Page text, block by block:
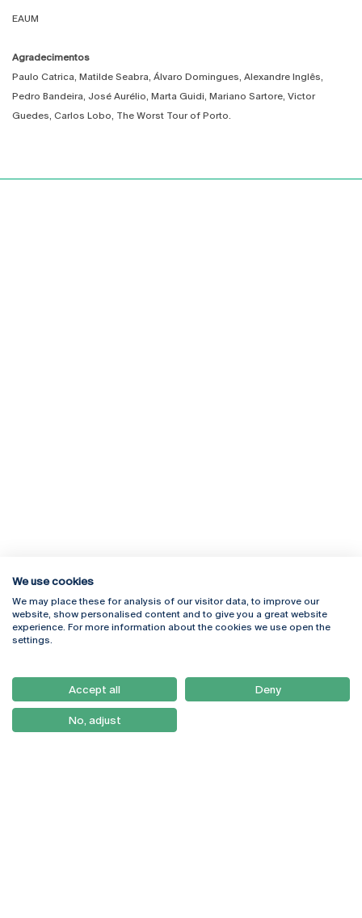
EAUM
Agradecimentos
Paulo Catrica, Matilde Seabra, Álvaro Domingues, Alexandre Inglês,
Pedro Bandeira, José Aurélio, Marta Guidi, Mariano Sartore, Victor
Guedes, Carlos Lobo, The Worst Tour of Porto.
Rua Diogo Botelho 1327
4169-005 Porto
+351 226 196 240
Campus Online
Webmail
Como Chegar
Newsletter
We use cookies
We may place these for analysis of our visitor data, to improve our
website, show personalised content and to give you a great website
experience. For more information about the cookies we use open the
settings.
Accept all Deny
No, adjust